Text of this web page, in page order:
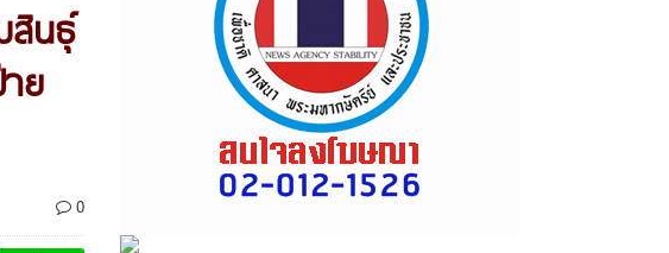
สินธุ์
ย
0